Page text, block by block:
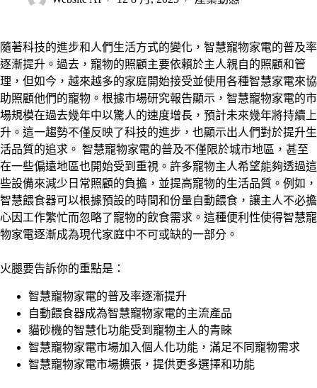
隨著科技的進步和人們生活方式的變化，智慧寵物家電的普及率
逐漸提升。過去，寵物的照顧主要依賴於主人親自的照顧和管
理，但如今，越來越多的家庭開始接受並使用各種智慧家電來協
助照顧他們的寵物。根據市場研究報告顯示，智慧寵物家電的市
場規模在過去幾年中以驚人的速度增長，預計未來幾年將持續上
升。這一趨勢不僅反映了科技的進步，也顯示出人們對於提升生
活品質的追求。 智慧寵物家電的普及不僅限於城市地區，甚至
在一些偏遠地區也開始受到重視。許多寵物主人希望能夠透過這
些設備來減少日常照顧的負擔，並提高寵物的生活品質。例如，
智慧餵食器可以根據預設的時間和份量自動餵食，讓主人不必擔
心因工作繁忙而忽略了寵物的飲食需求。這種便利性使得智慧寵
物家電逐漸成為現代家庭中不可或缺的一部分。
火腿要告訴你的重點是：
智慧寵物家電的普及率逐漸提升
自動餵食器成為智慧寵物家電的主流產品
貓砂機的智慧化功能受到寵物主人的青睞
智慧寵物家電市場加入個人化功能，滿足不同寵物需求
智慧寵物家電市場擴張，提供更多選擇和功能